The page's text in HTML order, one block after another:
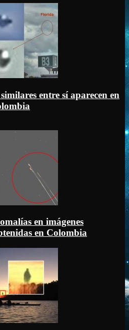
entre sí aparecen en
en imágenes
en Colombia